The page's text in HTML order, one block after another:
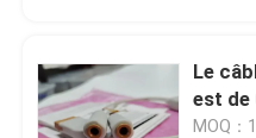
Le
est de
MOQ：1